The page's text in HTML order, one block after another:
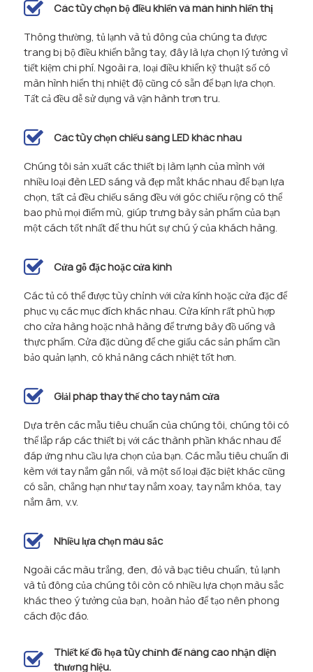
Các tùy chọn bộ điều khiển và màn hình hiển thị
Thông thường, tủ lạnh và tủ đông của chúng ta được
trang bị bộ điều khiển bằng tay, đây là lựa chọn lý tưởng vì
tiết kiệm chi phí. Ngoài ra, loại điều khiển kỹ thuật số có
màn hình hiển thị nhiệt độ cũng có sẵn để bạn lựa chọn.
Tất cả đều dễ sử dụng và vận hành trơn tru.
Các tùy chọn chiếu sáng LED khác nhau
Chúng tôi sản xuất các thiết bị làm lạnh của mình với
nhiều loại đèn LED sáng và đẹp mắt khác nhau để bạn lựa
chọn, tất cả đều chiếu sáng đều với góc chiếu rộng có thể
bao phủ mọi điểm mù, giúp trưng bày sản phẩm của bạn
một cách tốt nhất để thu hút sự chú ý của khách hàng.
Cửa gỗ đặc hoặc cửa kính
Các tủ có thể được tùy chỉnh với cửa kính hoặc cửa đặc để
phục vụ các mục đích khác nhau. Cửa kính rất phù hợp
cho cửa hàng hoặc nhà hàng để trưng bày đồ uống và
thực phẩm. Cửa đặc dùng để che giấu các sản phẩm cần
bảo quản lạnh, có khả năng cách nhiệt tốt hơn.
Giải pháp thay thế cho tay nắm cửa
Dựa trên các mẫu tiêu chuẩn của chúng tôi, chúng tôi có
thể lắp ráp các thiết bị với các thành phần khác nhau để
đáp ứng nhu cầu lựa chọn của bạn. Các mẫu tiêu chuẩn đi
kèm với tay nắm gắn nổi, và một số loại đặc biệt khác cũng
có sẵn, chẳng hạn như tay nắm xoay, tay nắm khóa, tay
nắm âm, v.v.
Nhiều lựa chọn màu sắc
Ngoài các màu trắng, đen, đỏ và bạc tiêu chuẩn, tủ lạnh
và tủ đông của chúng tôi còn có nhiều lựa chọn màu sắc
khác theo ý tưởng của bạn, hoàn hảo để tạo nên phong
cách độc đáo.
Thiết kế đồ họa tùy chỉnh để nâng cao nhận diện
thương hiệu.